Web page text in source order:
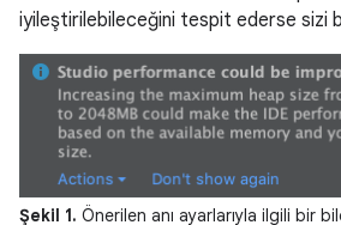
iyileştirilebileceğini tespit ederse sizi
Şekil 1. Önerilen anı ayarlarıyla ilgili bir